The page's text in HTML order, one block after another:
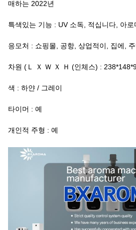
매하는 2022년
특색있는 기능 : UV 소독, 적십니다, 아
응모처 : 쇼핑몰, 공항, 상업적이, 집에,
차원 (Ｌ Ｘ Ｗ Ｘ Ｈ (인체스) :
색 : 하얀 / 그레이
타이머 : 예
개인적 주형 : 예